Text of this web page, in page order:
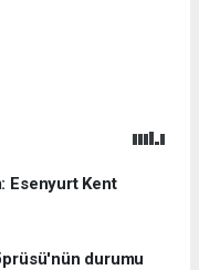
Esenyurt Kent
durumu